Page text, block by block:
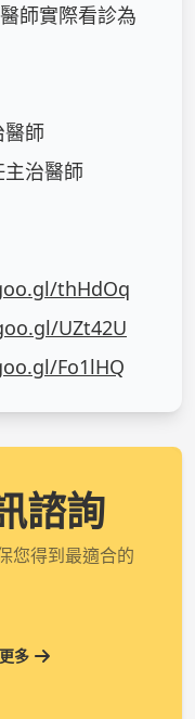
師實際看診為
醫師
治醫師
thHdOq
UZt42U
Fo1lHQ
諮詢
您得到最適合的
多